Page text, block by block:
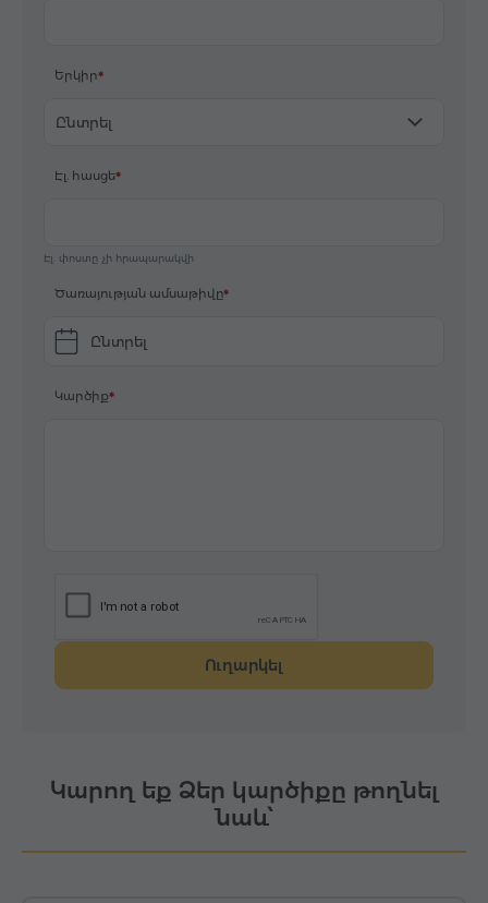
Երկիր
Ընտրել
Էլ. հասցե
Էլ. փոստը չի հրապարակվի
Ծառայության ամսաթիվը
Ընտրել
Կարծիք
Ուղարկել
Կարող եք Ձեր կարծիքը թողնել
նաև՝